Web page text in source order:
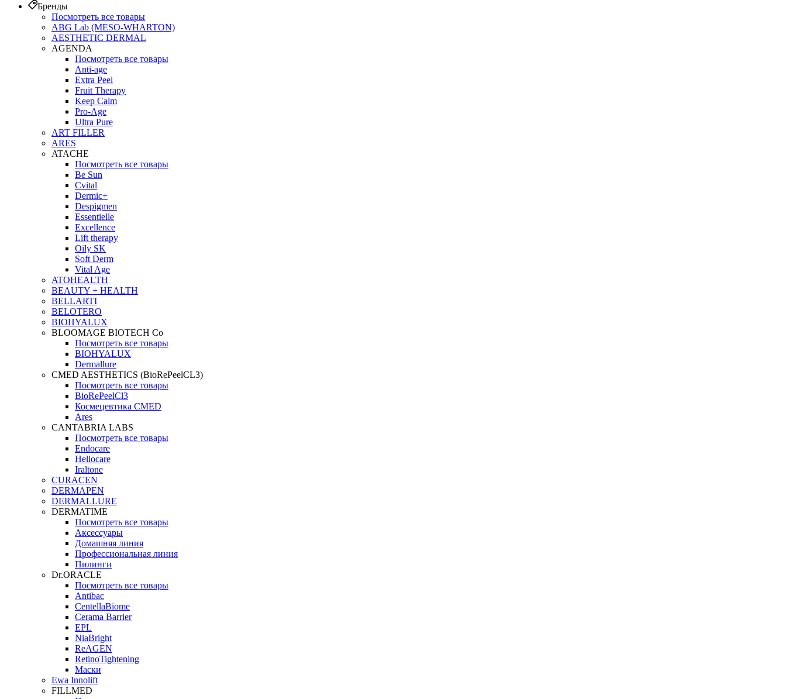
Бренды
Посмотреть все товары
ABG Lab (MESO-WHARTON)
AESTHETIC DERMAL
AGENDA
Посмотреть все товары
Anti-age
Extra Peel
Fruit Therapy
Keep Calm
Pro‑Age
Ultra Pure
ART FILLER
ARES
ATACHE
Посмотреть все товары
Be Sun
Cvital
Dermic+
Despigmen
Essentielle
Excellence
Lift therapy
Oily SK
Soft Derm
Vital Age
ATOHEALTH
BEAUTY + HEALTH
BELLARTI
BELOTERO
BIOHYALUX
BLOOMAGE BIOTECH Co
Посмотреть все товары
BIOHYALUX
Dermallure
CMED AESTHETICS (BioRePeelCL3)
Посмотреть все товары
BioRePeelCl3
Космецевтика CMED
Ares
CANTABRIA LABS
Посмотреть все товары
Endocare
Heliocare
Iraltone
CURACEN
DERMAPEN
DERMALLURE
DERMATIME
Посмотреть все товары
Аксессуары
Домашняя линия
Профессиональная линия
Пилинги
Dr.ORACLE
Посмотреть все товары
Antibac
CentellaBiome
Cerama Barrier
EPL
NiaBright
ReAGEN
RetinoTightening
Маски
Ewa Innolift
FILLMED